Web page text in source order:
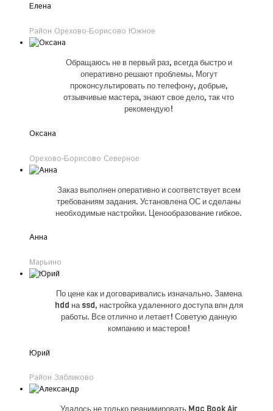
Елена
Район Орехово-Борисово Южное
Обращаюсь не в первый раз, всегда быстро и
оперативно решают проблемы. Могут
проконсультировать по телефону, добрые,
отзывчивые мастера, знают свое дело, так что
рекомендую!
Оксана
Орехово-Борисово Северное
Заказ выполнен оперативно и соответствует всем
требованиям задания. Установлена ОС и сделаны
необходимые настройки. Ценообразование гибкое.
Анна
Марьино
По цене как и договаривались изначально. Замена
hdd на ssd, настройка удаленного доступа впн для
работы. Все отлично и летает! Советую данную
компанию и мастеров!
Юрий
Район Зябликово